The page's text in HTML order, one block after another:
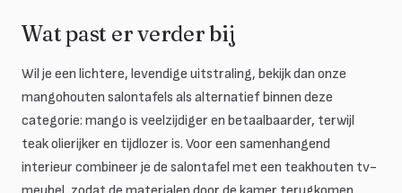
Wat past er verder bij
Wil je een lichtere, levendige uitstraling, bekijk dan onze
mangohouten salontafels als alternatief binnen deze
categorie: mango is veelzijdiger en betaalbaarder, terwijl
teak olierijker en tijdlozer is. Voor een samenhangend
interieur combineer je de salontafel met een teakhouten tv-